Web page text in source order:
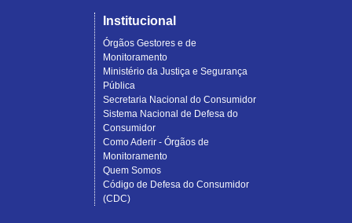
Institucional
Órgãos Gestores e de
Monitoramento
Ministério da Justiça e Segurança
Pública
Secretaria Nacional do Consumidor
Sistema Nacional de Defesa do
Consumidor
Como Aderir - Órgãos de
Monitoramento
Quem Somos
Código de Defesa do Consumidor
(CDC)